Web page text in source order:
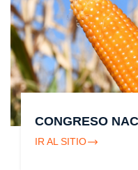
CONGRESO
IR AL SITIO